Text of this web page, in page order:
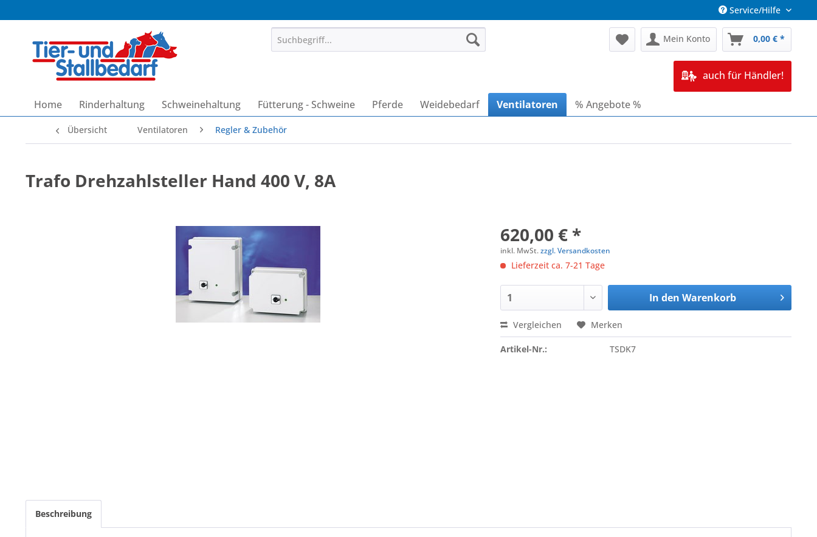
Service/Hilfe
Mein Konto 0,00 € *
auch für Händler!
Home Rinderhaltung Schweinehaltung Fütterung - Schweine Pferde Weidebedarf Ventilatoren % Angebote %
Übersicht Ventilatoren Regler & Zubehör
Trafo Drehzahlsteller Hand 400 V, 8A
620,00 € *
inkl. MwSt.zzgl. Versandkosten
Lieferzeit ca. 7-21 Tage
In den Warenkorb
Vergleichen Merken
Artikel-Nr.: TSDK7
Beschreibung